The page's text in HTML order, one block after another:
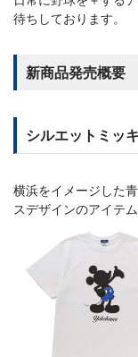
待ちしております。
新商品発売概要
シルエットミッ
横浜をイメージした
スデザインのアイテム